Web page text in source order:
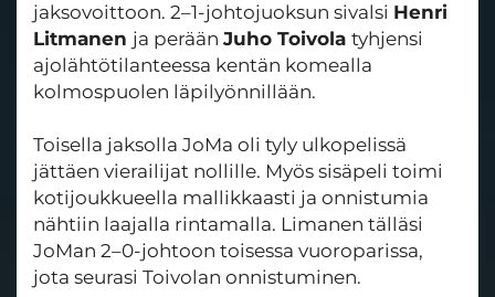
jaksovoittoon. 2–1-johtojuoksun sivalsi Henri
Litmanen ja perään Juho Toivola tyhjensi
ajolähtötilanteessa kentän komealla
kolmospuolen läpilyönnillään.
Toisella jaksolla JoMa oli tyly ulkopelissä
jättäen vierailijat nollille. Myös sisäpeli toimi
kotijoukkueella mallikkaasti ja onnistumia
nähtiin laajalla rintamalla. Limanen tälläsi
JoMan 2–0-johtoon toisessa vuoroparissa,
jota seurasi Toivolan onnistuminen.